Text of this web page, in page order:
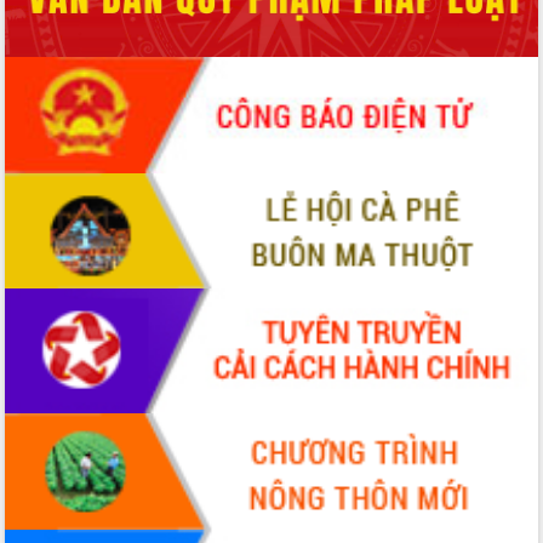
Xây dựng nông thôn mới: Nâng cao đời
sống người dân từ những mô hình thiết
thực
Quyết liệt tháo gỡ vướng mắc, đẩy
nhanh tiến độ các dự án trọng điểm
trong Khu kinh tế Nam Phú Yên
Hòn Yến phát triển du lịch gắn với bảo
Lấy ý kiến điều chỉnh Quy hoạch tỉnh
Đắk Lắk thời kỳ 2021-2030, tầm nhìn
đến năm 2050
Phát động chiến dịch 30 ngày đêm
giải phóng mặt bằng Tuyến đường bộ
ven biển
Đắk Lắk nỗ lực thúc đẩy tăng trưởng
kinh tế từ 10% trở lên trong Quý
Đắk Lắk ký kết thỏa thuận hợp tác về
chuyển đổi số giai đoạn 2026 – 2030
với Tập đoàn Bưu chính Viễn thông
Việt Nam